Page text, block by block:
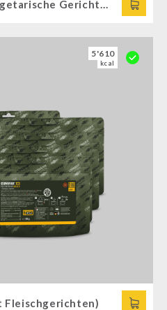
5'610
kcal
Fleischgerichten)